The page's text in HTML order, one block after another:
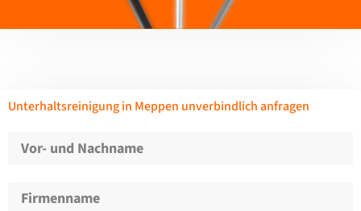
Unterhaltsreinigung in Meppen unverbindlich anfragen